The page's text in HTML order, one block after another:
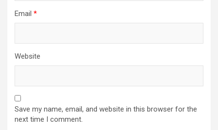
Email *
Website
Save my name, email, and website in this browser for the
next time I comment.